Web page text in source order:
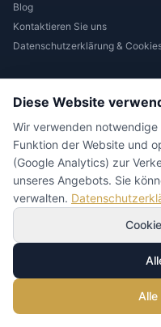
Blog
Kontaktieren Sie uns
Datenschutzerklärung &
Gastronomie-Servietten
Kartonspender mit Servietten
Ökologische Servietten
Personalisierte Servietten
SPRACHEN
Diese Website
Wir verwenden
Funktion der Website und
(Google Analytics) zur
unseres Angebots. Sie
verwalten.